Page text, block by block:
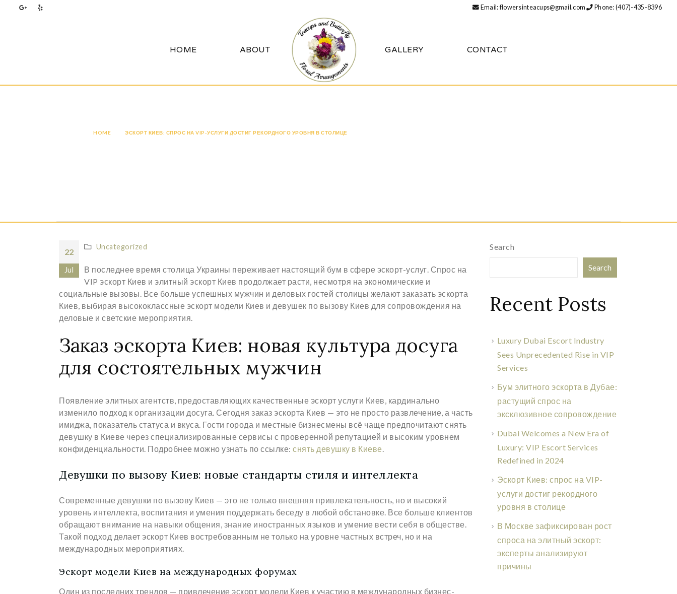
Email: flowersinteacups@gmail.com Phone: (407)-435-8396
HOME ABOUT GALLERY CONTACT
HOME ЭСКОРТ КИЕВ: СПРОС НА VIP-УСЛУГИ ДОСТИГ РЕКОРДНОГО УРОВНЯ В СТОЛИЦЕ
22
Jul
Uncategorized
В последнее время столица Украины переживает настоящий бум в сфере эскорт-услуг. Спрос на
VIP эскорт Киев и элитный эскорт Киев продолжает расти, несмотря на экономические и
социальные вызовы. Все больше успешных мужчин и деловых гостей столицы желают заказать эскорта
Киев, выбирая высококлассные эскорт модели Киев и девушек по вызову Киев для сопровождения на
деловые и светские мероприятия.
Заказ эскорта Киев: новая культура досуга
для состоятельных мужчин
Появление элитных агентств, предоставляющих качественные эскорт услуги Киев, кардинально
изменило подход к организации досуга. Сегодня заказ эскорта Киев — это не просто развлечение, а часть
имиджа, показатель статуса и вкуса. Гости города и местные бизнесмены всё чаще предпочитают снять
девушку в Киеве через специализированные сервисы с проверенной репутацией и высоким уровнем
конфиденциальности. Подробнее можно узнать по ссылке: снять девушку в Киеве.
Девушки по вызову Киев: новые стандарты стиля и интеллекта
Современные девушки по вызову Киев — это не только внешняя привлекательность, но и высокий
уровень интеллекта, воспитания и умения поддержать беседу в любой обстановке. Все больше клиентов
обращают внимание на навыки общения, знание иностранных языков и умение вести себя в обществе.
Такой подход делает эскорт Киев востребованным не только на уровне частных встреч, но и на
международных мероприятиях.
Эскорт модели Киев на международных форумах
Один из последних трендов — привлечение эскорт модели Киев к участию в международных бизнес-
Search
Search
Recent Posts
Luxury Dubai Escort Industry
Sees Unprecedented Rise in VIP
Services
Бум элитного эскорта в Дубае:
растущий спрос на
эксклюзивное сопровождение
Dubai Welcomes a New Era of
Luxury: VIP Escort Services
Redefined in 2024
Эскорт Киев: спрос на VIP-
услуги достиг рекордного
уровня в столице
В Москве зафиксирован рост
спроса на элитный эскорт:
эксперты анализируют
причины